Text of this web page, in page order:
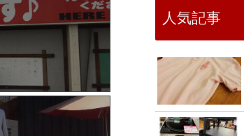
人気記事